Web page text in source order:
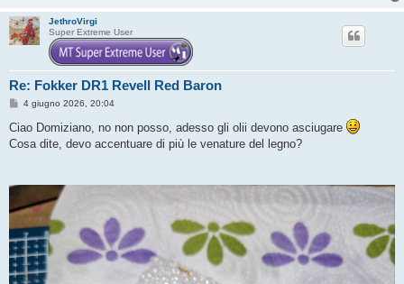
JethroVirgi
Super Extreme User
Re: Fokker DR1 Revell Red Baron
M
s
s
a
o
4 giugno 2026, 20:04
Ciao Domiziano, no non posso, adesso gli olii devono asciugare
Cosa dite, devo accentuare di più le venature del legno?